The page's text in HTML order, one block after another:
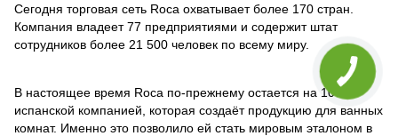
Сегодня торговая сеть Roca охватывает более 170 стран.
Компания владеет 77 предприятиями и содержит штат
сотрудников более 21 500 человек по всему миру.
В настоящее время Roca по-прежнему остается на 100%
испанской компанией, которая создаёт продукцию для ванных
комнат. Именно это позволило ей стать мировым эталоном в